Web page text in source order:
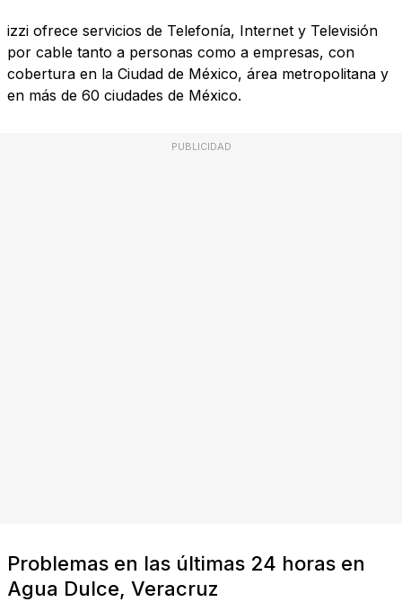
izzi ofrece servicios de Telefonía, Internet y Televisión
por cable tanto a personas como a empresas, con
cobertura en la Ciudad de México, área metropolitana y
en más de 60 ciudades de México.
PUBLICIDAD
Problemas en las últimas 24 horas en
Agua Dulce, Veracruz